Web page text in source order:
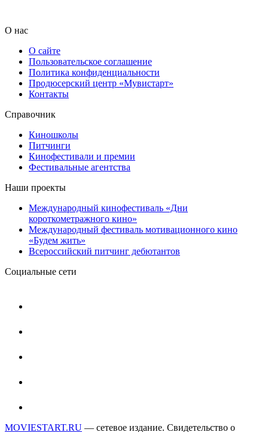
О нас
О сайте
Пользовательское соглашение
Политика конфиденциальности
Продюсерский центр «Мувистарт»
Контакты
Справочник
Киношколы
Питчинги
Кинофестивали и премии
Фестивальные агентства
Наши проекты
Международный кинофестиваль «Дни
короткометражного кино»
Международный фестиваль мотивационного кино
«Будем жить»
Всероссийский питчинг дебютантов
Социальные сети
MOVIESTART.RU — сетевое издание. Свидетельство о